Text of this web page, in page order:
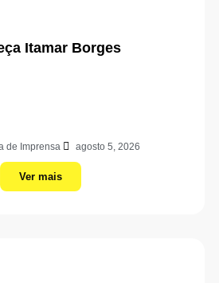
Itamar Borges
de Imprensa agosto 5, 2026
Ver mais